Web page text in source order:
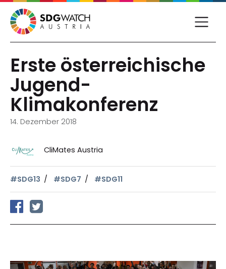
Erste österreichische
Jugend-
Klimakonferenz
14. Dezember 2018
CliMates Austria
#SDG13 #SDG7 #SDG11
auf Facebook teilen
auf Twitter teilen